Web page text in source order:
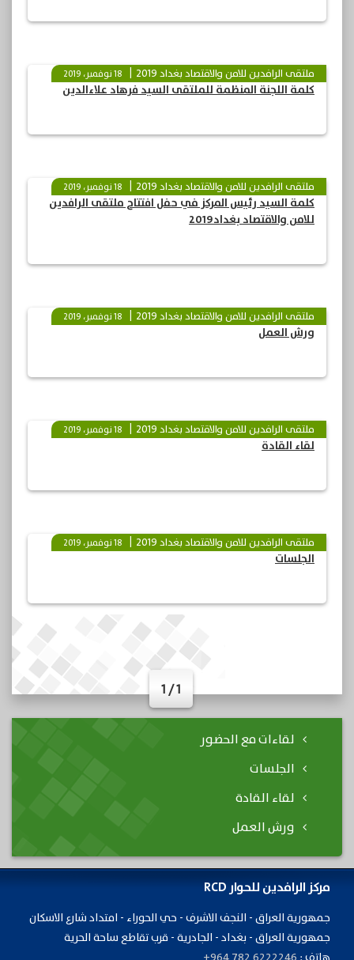
ملتقى الرافدين للامن والاقتصاد بغداد 2019 18 نوفمبر، 2019
كلمة اللجنة المنظمة للملتقى السيد فرهاد علاءالدين
ملتقى الرافدين للامن والاقتصاد بغداد 2019 18 نوفمبر، 2019
كلمة السيد رئيس المركز في حفل افتتاح ملتقى الرافدين
للامن والاقتصاد بغداد2019
ملتقى الرافدين للامن والاقتصاد بغداد 2019 18 نوفمبر، 2019
ورش العمل
ملتقى الرافدين للامن والاقتصاد بغداد 2019 18 نوفمبر، 2019
لقاء القادة
ملتقى الرافدين للامن والاقتصاد بغداد 2019 18 نوفمبر، 2019
الجلسات
1 / 1
لقاءات مع الحضور
الجلسات
لقاء القادة
ورش العمل
مركز الرافدين للحوار RCD
جمهورية ​العراق - النجف الاشرف - حي الحوراء - امتداد شارع الاسكان
جمهورية العراق - بغداد - الجادرية - قرب تقاطع ساحة الحرية